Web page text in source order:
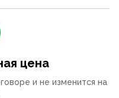
цена
и не изменится на